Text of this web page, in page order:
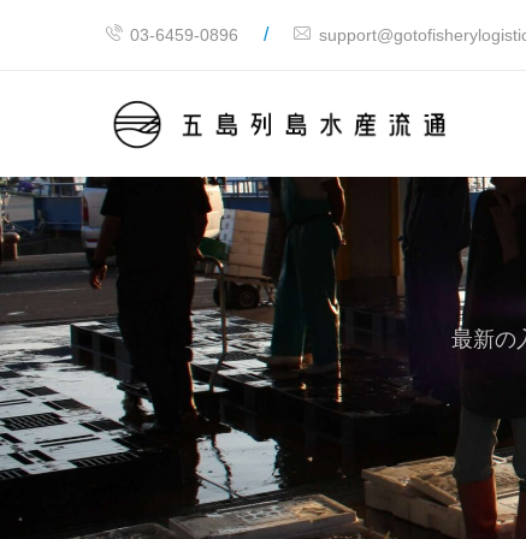
03-6459-0896 /
最新の